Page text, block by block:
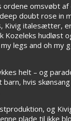
omsvøbt
doubt rose
italesætter,
hudløst
legs and oh
helt – og
hvis
og
plade til ikke